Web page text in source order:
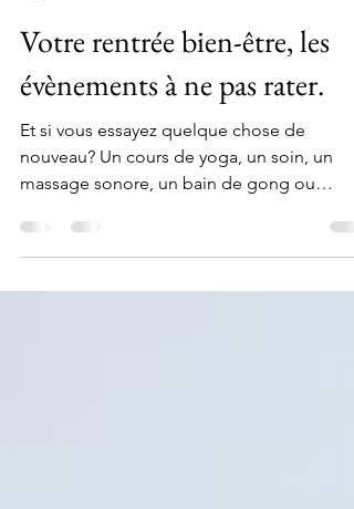
18 août 2019
2 min de lecture
Votre rentrée bien-être, les
évènements à ne pas rater.
Et si vous essayez quelque chose de
massage sonore, un bain de gong ou
rejoindre des gens que vous...